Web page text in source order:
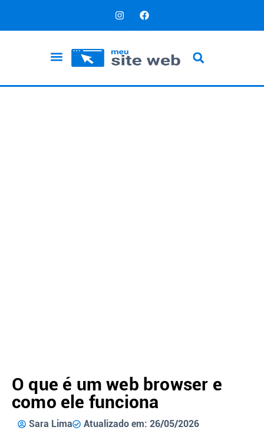
O que é um web browser e
como ele funciona
Sara Lima Atualizado em: 26/05/2026